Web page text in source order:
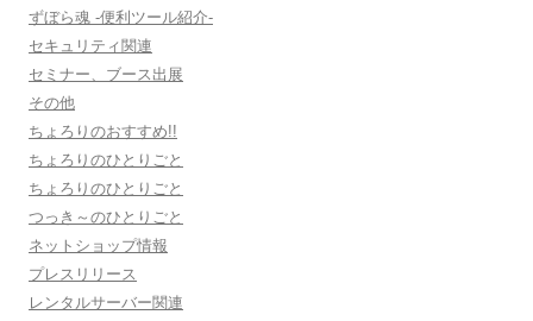
ずぼら魂 -便利ツール紹介-
セキュリティ関連
セミナー、ブース出展
その他
ちょろりのおすすめ!!
ちょろりのひとりごと
ちょろりのひとりごと
つっき～のひとりごと
ネットショップ情報
プレスリリース
レンタルサーバー関連